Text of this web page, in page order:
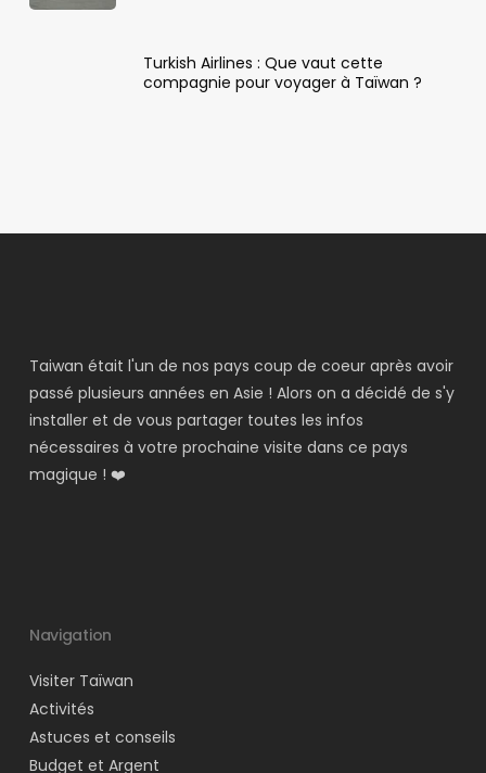
Turkish Airlines : Que vaut cette
compagnie pour voyager à Taïwan ?
Taiwan était l'un de nos pays coup de coeur après avoir
passé plusieurs années en Asie ! Alors on a décidé de s'y
installer et de vous partager toutes les infos
nécessaires à votre prochaine visite dans ce pays
magique ! ❤️
Navigation
Visiter Taïwan
Activités
Astuces et conseils
Budget et Argent